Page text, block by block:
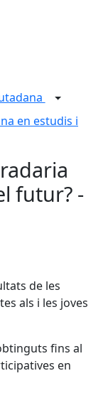
en estudis i
futur? -
de les
als i les joves
fins al
en